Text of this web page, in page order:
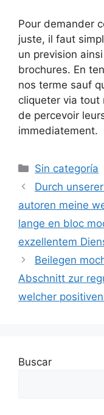
Pour demander
juste, il faut
un prevision
brochures. En
nos terme sauf
cliqueter via tout
de percevoir
immediatement.
Sin categoría
Durch
autoren meine
lange en bloc
exzellentem
Beilegen
Abschnitt zur
welcher
Buscar